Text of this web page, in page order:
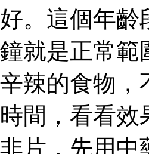
好。這個年齡
鐘就是正常範
辛辣的食物，
時間，看看效
非片，先用中